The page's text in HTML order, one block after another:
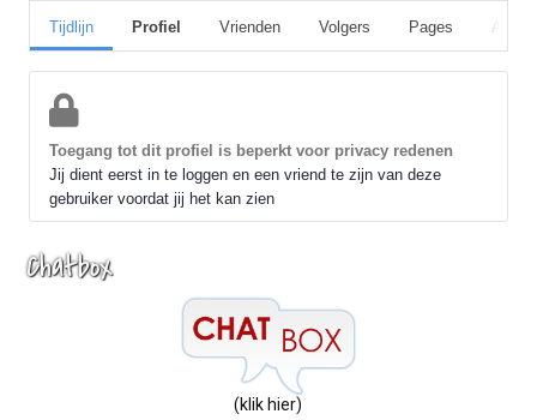
Tijdlijn Profiel Vrienden Volgers Pages
Toegang tot dit profiel is beperkt voor privacy redenen
Jij dient eerst in te loggen en een vriend te zijn van deze
gebruiker voordat jij het kan zien
Chatbox
(klik hier)